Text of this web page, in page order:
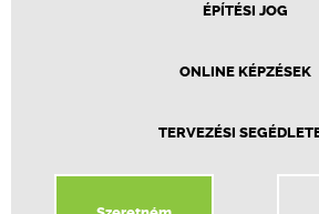
ÉPÍTÉSI JOG
ONLINE KÉPZÉSEK
TERVEZÉSI